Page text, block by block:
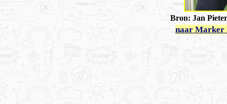
Bron: Jan
naar Marker